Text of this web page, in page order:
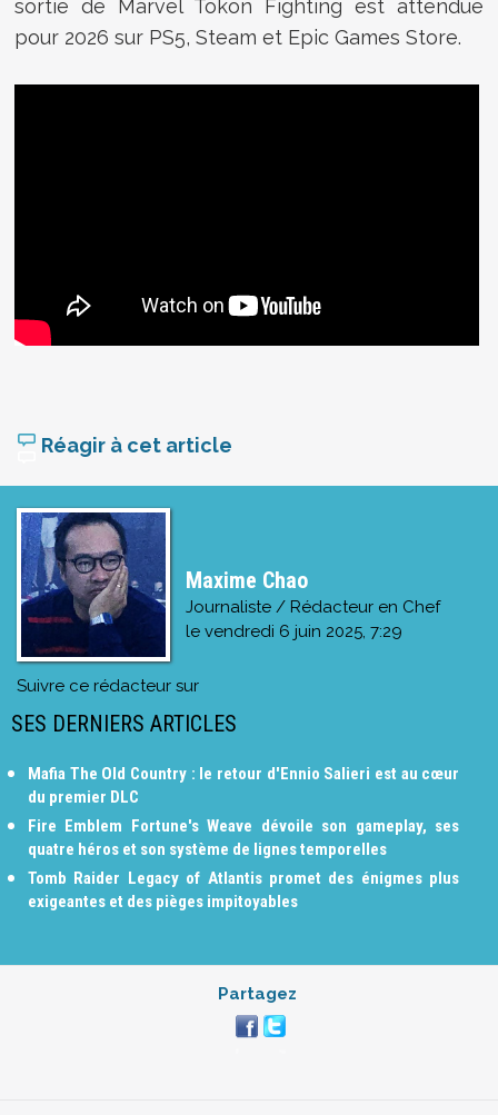
sortie de Marvel Tōkon Fighting est attendue
pour 2026 sur PS5, Steam et Epic Games Store.
Réagir à cet article
Maxime Chao
Journaliste / Rédacteur en Chef
le vendredi 6 juin 2025, 7:29
Suivre ce rédacteur sur
SES DERNIERS ARTICLES
Mafia The Old Country : le retour d'Ennio Salieri est au cœur
du premier DLC
Fire Emblem Fortune's Weave dévoile son gameplay, ses
quatre héros et son système de lignes temporelles
Tomb Raider Legacy of Atlantis promet des énigmes plus
exigeantes et des pièges impitoyables
Partagez